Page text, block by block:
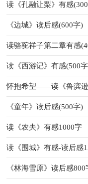
读《孔融让梨》有感
《边城》读后感(600字)
读骆驼祥子第二章有感
读《西游记》有感(500
怀抱希望——读《鲁滨
《童年》读后感(500字)
读《农夫》有感1000字
读《围城》有感-读后感
《林海雪原》读后感800